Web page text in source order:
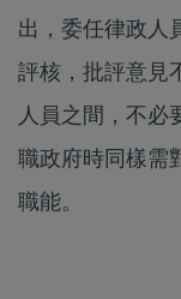
出，委任律政人
評核，批評意見
人員之間，不必
職政府時同樣需
職能。